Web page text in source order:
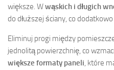
większe. Wwąskich i długich
do dłuższej ściany, co
Eliminuj progi między
jednolitą powierzchnię, co
większe formaty paneli, które